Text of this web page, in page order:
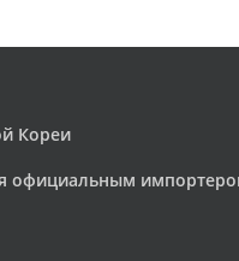
Кореи
официальным